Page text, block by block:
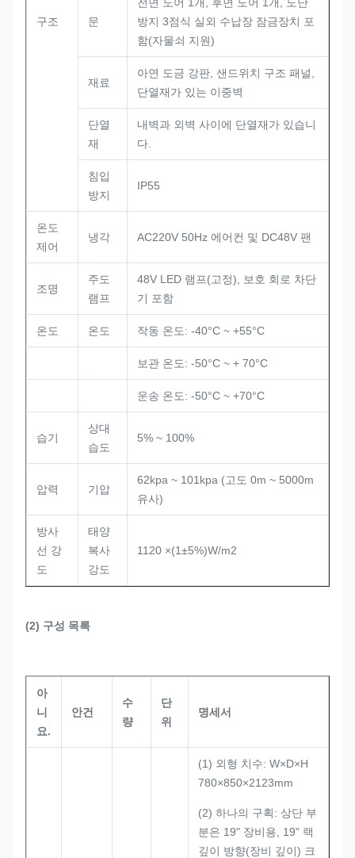
구조 문
방지 3점식 실외 수납장 잠금장치 포
함(자물쇠 지원)
재료
아연 도금 강판, 샌드위치 구조 패널,
단열재가 있는 이중벽
단열
재
내벽과 외벽 사이에 단열재가 있습니
다.
침입
방지
IP55
온도
제어
냉각 AC220V 50Hz 에어컨 및 DC48V 팬
조명
주도
램프
48V LED 램프(고정), 보호 회로 차단
기 포함
온도 온도 작동 온도: -40°C ~ +55°C
보관 온도: -50°C ~ + 70°C
운송 온도: -50°C ~ +70°C
습기
상대
습도
5% ~ 100%
압력 기압
62kpa ~ 101kpa (고도 0m ~ 5000m
유사)
방사
선 강
도
태양
복사
강도
1120 ×(1±5%)W/m2
(2) 구성 목록
아
니
요.
안건
수
량
단
위
명세서
(1) 외형 치수: W×D×H
780×850×2123mm
(2) 하나의 구획: 상단 부
분은 19" 장비용, 19" 랙
깊이 방향(장비 깊이) 크